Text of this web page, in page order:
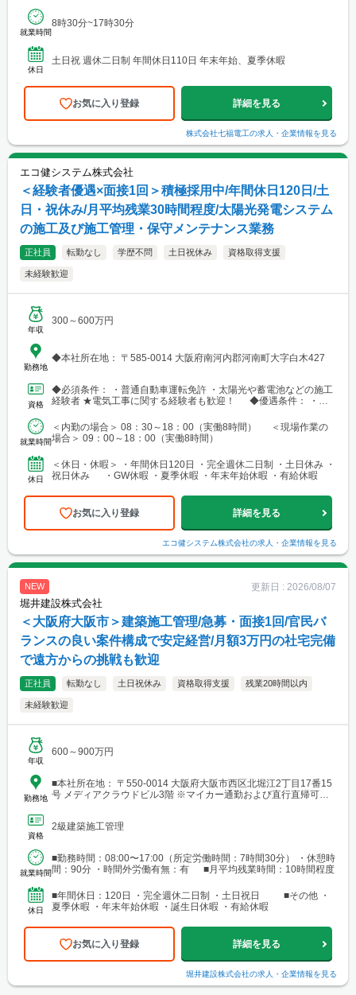
就業時間
8時30分~17時30分
休日
土日祝 週休二日制 年間休日110日 年末年始、夏季休暇
お気に入り登録 詳細を見る
株式会社七福電工の求人・企業情報を見る
エコ健システム株式会社
＜経験者優遇×面接1回＞積極採用中/年間休日120日/土
日・祝休み/月平均残業30時間程度/太陽光発電システム
の施⼯及び施工管理・保守メンテナンス業務
正社員 転勤なし 学歴不問 土日祝休み 資格取得支援
未経験歓迎
年収
300～600万円
勤務地
◆本社所在地： 〒585-0014 大阪府南河内郡河南町大字白木427
資格
◆必須条件： ・普通自動車運転免許 ・太陽光や蓄電池などの施工
経験者 ★電気工事に関する経験者も歓迎！ ◆優遇条件： ・電
就業時間
＜内勤の場合＞ 08：30～18：00（実働8時間） ＜現場作業の
場合＞ 09：00～18：00（実働8時間）
休日
＜休日・休暇＞ ・年間休日120日 ・完全週休二日制 ・土日休み ・
祝日休み ・GW休暇 ・夏季休暇 ・年末年始休暇 ・有給休暇
お気に入り登録 詳細を見る
エコ健システム株式会社の求人・企業情報を見る
NEW 更新日 : 2026/08/07
堀井建設株式会社
＜大阪府大阪市＞建築施工管理/急募・面接1回/官民バ
ランスの良い案件構成で安定経営/月額3万円の社宅完備
で遠方からの挑戦も歓迎
正社員 転勤なし 土日祝休み 資格取得支援 残業20時間以内
未経験歓迎
年収
600～900万円
勤務地
■本社所在地： 〒550-0014 大阪府大阪市西区北堀江2丁目17番15
号 メディアクラウドビル3階 ※マイカー通勤および直行直帰可。
資格
2級建築施工管理
就業時間
■勤務時間：08:00〜17:00（所定労働時間：7時間30分） ・休憩時
間：90分 ・時間外労働有無：有 ■月平均残業時間：10時間程度
休日
■年間休日：120日 ・完全週休二日制 ・土日祝日 ■その他 ・
夏季休暇 ・年末年始休暇 ・誕生日休暇 ・有給休暇
お気に入り登録 詳細を見る
堀井建設株式会社の求人・企業情報を見る